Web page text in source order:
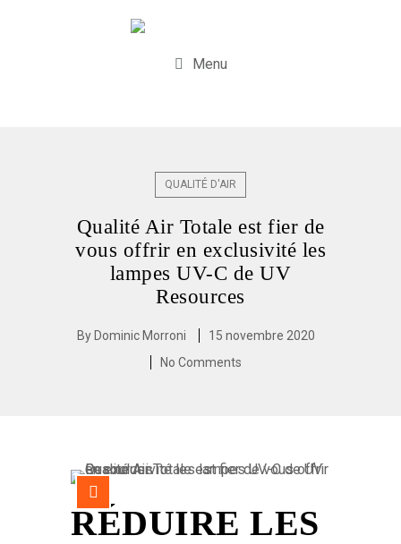
Menu
QUALITÉ D'AIR
Qualité Air Totale est fier de
vous offrir en exclusivité les
lampes UV-C de UV
Resources
By Dominic Morroni
15 novembre 2020
No Comments
RÉDUIRE LES